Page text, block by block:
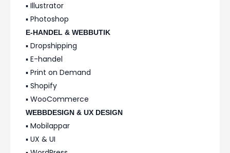
▪️ Illustrator
▪️ Photoshop
E-HANDEL & WEBBUTIK
▪️ Dropshipping
▪️ E-handel
▪️ Print on Demand
▪️ Shopify
▪️ WooCommerce
WEBBDESIGN & UX DESIGN
▪️ Mobilappar
▪️ UX & UI